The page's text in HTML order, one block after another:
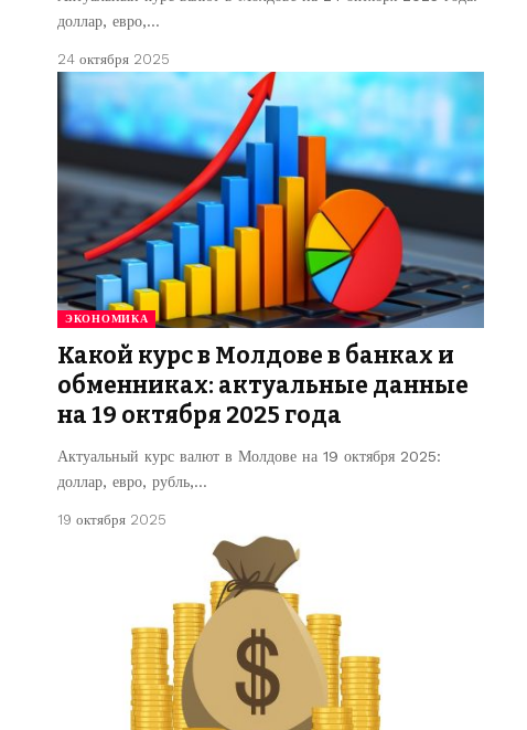
доллар, евро,…
24 октября 2025
ЭКОНОМИКА
Какой курс в Молдове в банках и
обменниках: актуальные данные
на 19 октября 2025 года
Актуальный курс валют в Молдове на 19 октября 2025:
доллар, евро, рубль,…
19 октября 2025